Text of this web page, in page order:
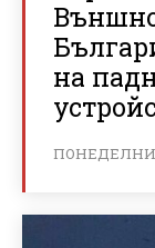
на